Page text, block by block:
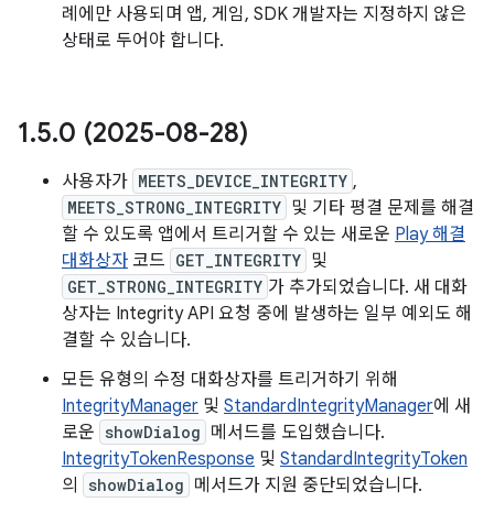
례에만 사용되며 앱, 게임, SDK 개발자는 지정하지 않은
상태로 두어야 합니다.
1.5.0 (2025-08-28)
사용자가 MEETS_DEVICE_INTEGRITY ,
MEETS_STRONG_INTEGRITY 및 기타 평결 문제를 해결
할 수 있도록 앱에서 트리거할 수 있는 새로운 Play 해결
대화상자 코드 GET_INTEGRITY 및
GET_STRONG_INTEGRITY 가 추가되었습니다. 새 대화
상자는 Integrity API 요청 중에 발생하는 일부 예외도 해
결할 수 있습니다.
모든 유형의 수정 대화상자를 트리거하기 위해
IntegrityManager 및 StandardIntegrityManager에 새
로운 showDialog 메서드를 도입했습니다.
IntegrityTokenResponse 및 StandardIntegrityToken
의
showDialog 메서드가 지원 중단되었습니다.